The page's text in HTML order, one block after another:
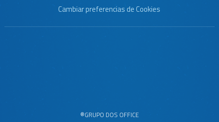
Cambiar preferencias de Cookies
®GRUPO DOS OFFICE